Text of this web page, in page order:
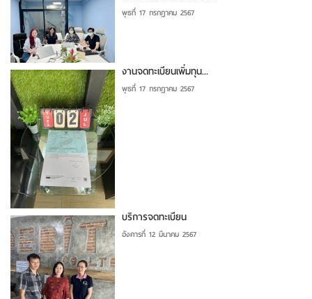
พุธที่ 17 กรกฎาคม 2567
งานจดทะเบียนเพิ่มทุน...
พุธที่ 17 กรกฎาคม 2567
บริการจดทะเบียน
อังคารที่ 12 มีนาคม 2567